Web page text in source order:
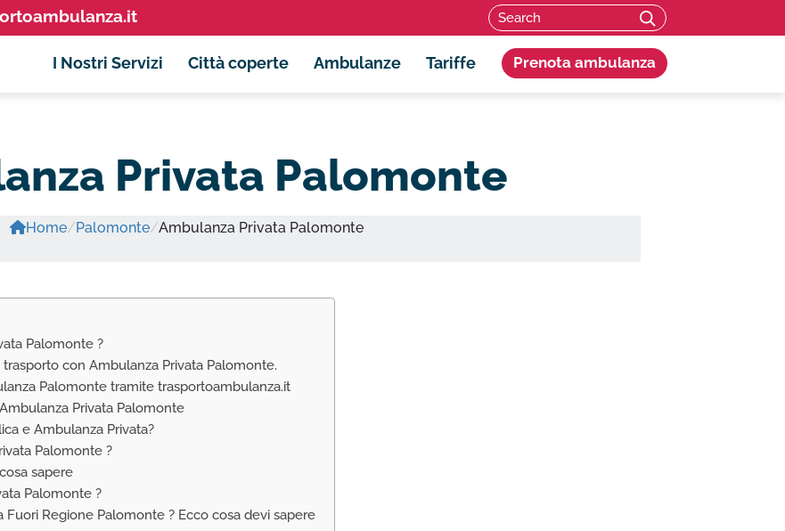
Search for: SEARCH
I Nostri Servizi Città coperte Ambulanze Tariffe Prenota ambulanza
Privata Palomonte
Home/Palomonte/Ambulanza Privata Palomonte
Palomonte ?
con Ambulanza Privata Palomonte.
Palomonte tramite trasportoambulanza.it
Privata Palomonte
e Ambulanza Privata?
Palomonte ?
sapere
Palomonte ?
Regione Palomonte ? Ecco cosa devi sapere